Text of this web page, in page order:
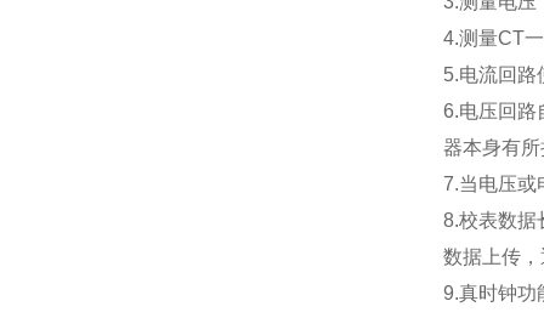
4.测量CT
5.电流回路
6.电压回路
器本身有
7.当电压或
8.校表数据
数据上传
9.真时钟功